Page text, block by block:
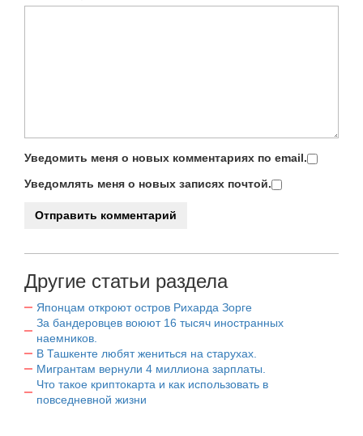
Уведомить меня о новых комментариях по email.
Уведомлять меня о новых записях почтой.
Другие статьи раздела
Японцам откроют остров Рихарда Зорге
За бандеровцев воюют 16 тысяч иностранных
наемников.
В Ташкенте любят жениться на старухах.
Мигрантам вернули 4 миллиона зарплаты.
Что такое криптокарта и как использовать в
повседневной жизни